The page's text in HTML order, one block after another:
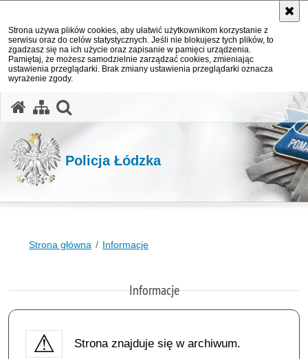
Strona używa plików cookies, aby ułatwić użytkownikom korzystanie z
serwisu oraz do celów statystycznych. Jeśli nie blokujesz tych plików, to
zgadzasz się na ich użycie oraz zapisanie w pamięci urządzenia.
Pamiętaj, że możesz samodzielnie zarządzać cookies, zmieniając
ustawienia przeglądarki. Brak zmiany ustawienia przeglądarki oznacza
wyrażenie zgody.
Policja Łódzka
Strona główna Informacje
Informacje
Strona znajduje się w archiwum.